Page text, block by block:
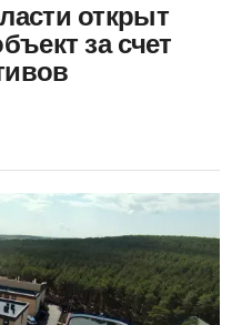
открыт
за счет